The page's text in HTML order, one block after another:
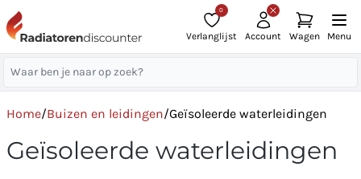
0
Verlanglijst Account Wagen Menu
Home/Buizen en leidingen/Geïsoleerde waterleidingen
Geïsoleerde waterleidingen